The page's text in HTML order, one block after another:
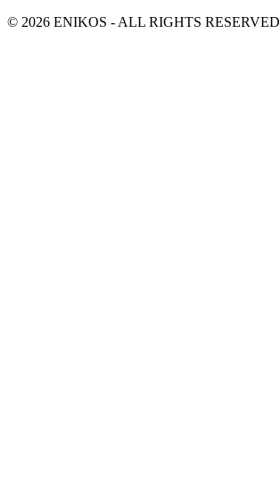
© 2026 ENIKOS - ALL RIGHTS RESERVED